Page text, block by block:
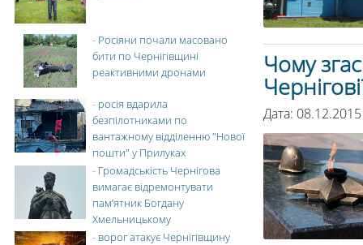
Чому
Дата:
- Росіяни почали масовано
бити по Чернігівщині
реактивними дронами
- росія вдарила
безпілотниками по
вантажному відділенню "Нової
пошти" у Прилуках
- Громадськість Чернігова
вимагає відремонтувати
пам’ятник Богдану
Хмельницькому
- ворог атакує Чернігівщину